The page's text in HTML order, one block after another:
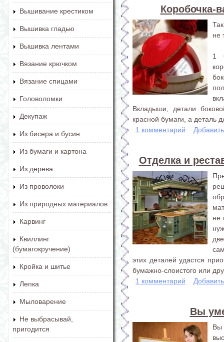
Вышивание крестиком
Вышивка гладью
Вышивка лентами
Вязание крючком
Вязание спицами
Головоломки
Декупаж
Из бисера и бусин
Из бумаги и картона
Из дерева
Из проволоки
Из природных материалов
Карвинг
Квиллинг
(бумагокручение)
Кройка и шитье
Лепка
Мыловарение
Не выбрасывай,
пригодится
Коробочка-
не
1
Вкладыши, детали
красной бумаги, а деталь
1 комментарий
Отделка и
не
этих деталей удастся
бумажно-слоистого или
1 комментарий
Вы
Вы